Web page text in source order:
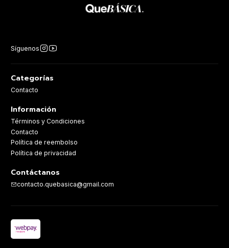
Síguenos
Categorías
Contacto
Información
Términos y Condiciones
Contacto
Política de reembolso
Política de privacidad
Contáctanos
contacto.quebasica@gmail.com